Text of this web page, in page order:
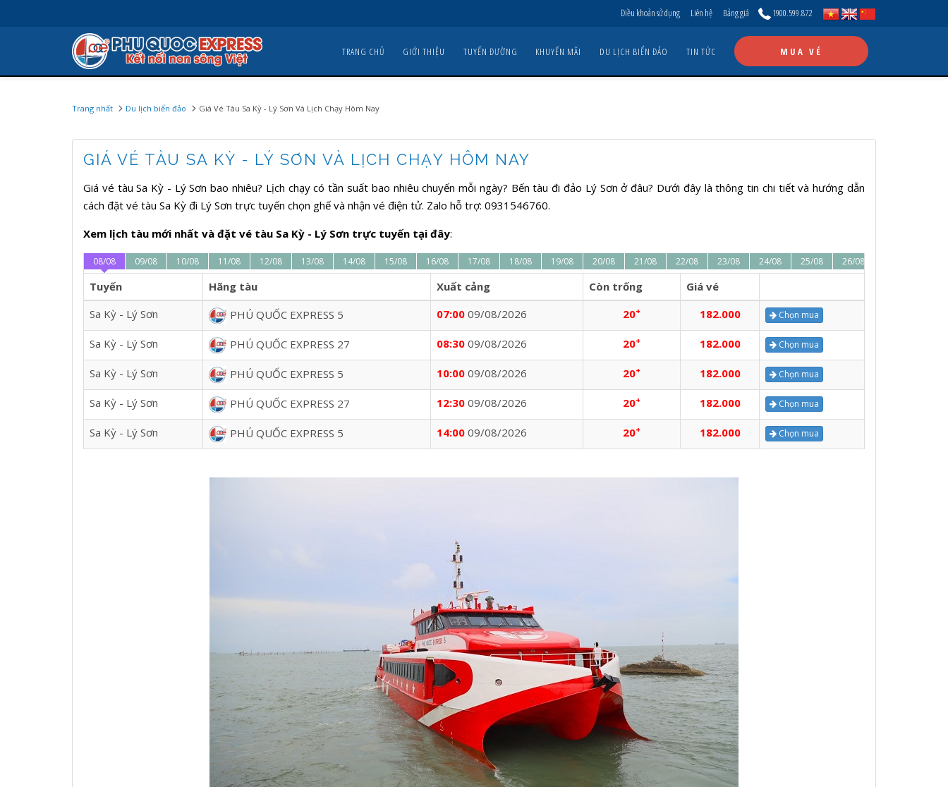
Điều khoản sử dụng Liên hệ Bảng giá 1900.599.872
TRANG CHỦ GIỚI THIỆU TUYẾN ĐƯỜNG KHUYẾN MÃI DU LỊCH BIỂN ĐẢO TIN TỨC MUA VÉ
Trang nhất Du lịch biển đảo Giá Vé Tàu Sa Kỳ - Lý Sơn Và Lịch Chạy Hôm Nay
GIÁ VÉ TÀU SA KỲ - LÝ SƠN VÀ LỊCH CHẠY HÔM NAY
Giá vé tàu Sa Kỳ - Lý Sơn bao nhiêu? Lịch chạy có tần suất bao nhiêu chuyến mỗi ngày? Bến tàu đi đảo Lý Sơn ở đâu? Dưới đây là thông tin chi tiết và hướng dẫn
cách đặt vé tàu Sa Kỳ đi Lý Sơn trực tuyến chọn ghế và nhận vé điện tử. Zalo hỗ trợ: 0931546760.
Xem lịch tàu mới nhất và đặt vé tàu Sa Kỳ - Lý Sơn trực tuyến tại đây:
08/08 09/08 10/08 11/08 12/08 13/08 14/08 15/08 16/08 17/08 18/08 19/08 20/08 21/08 22/08 23/08 24/08 25/08 26/08
Tuyến Hãng tàu Xuất cảng Còn trống
Giá vé
Sa Kỳ - Lý Sơn
PHÚ QUỐC EXPRESS 5 07:00 09/08/2026 20+ 182.000 Chọn mua
Sa Kỳ - Lý Sơn PHÚ QUỐC EXPRESS 27 08:30 09/08/2026 20+ 182.000 Chọn mua
Sa Kỳ - Lý Sơn PHÚ QUỐC EXPRESS 5 10:00 09/08/2026 20+ 182.000 Chọn mua
Sa Kỳ - Lý Sơn PHÚ QUỐC EXPRESS 27 12:30 09/08/2026 20+ 182.000 Chọn mua
Sa Kỳ - Lý Sơn PHÚ QUỐC EXPRESS 5 14:00 09/08/2026 20+ 182.000 Chọn mua